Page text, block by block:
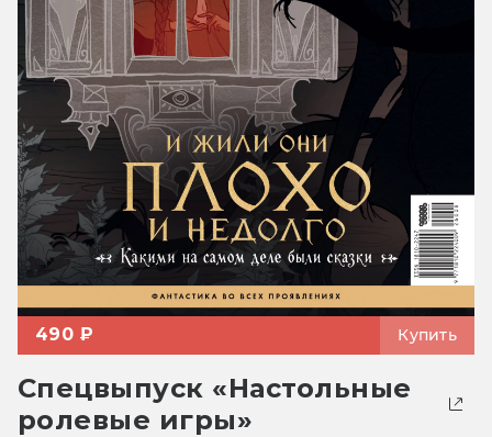
490 ₽ Купить
Спецвыпуск «Настольные
ролевые игры»